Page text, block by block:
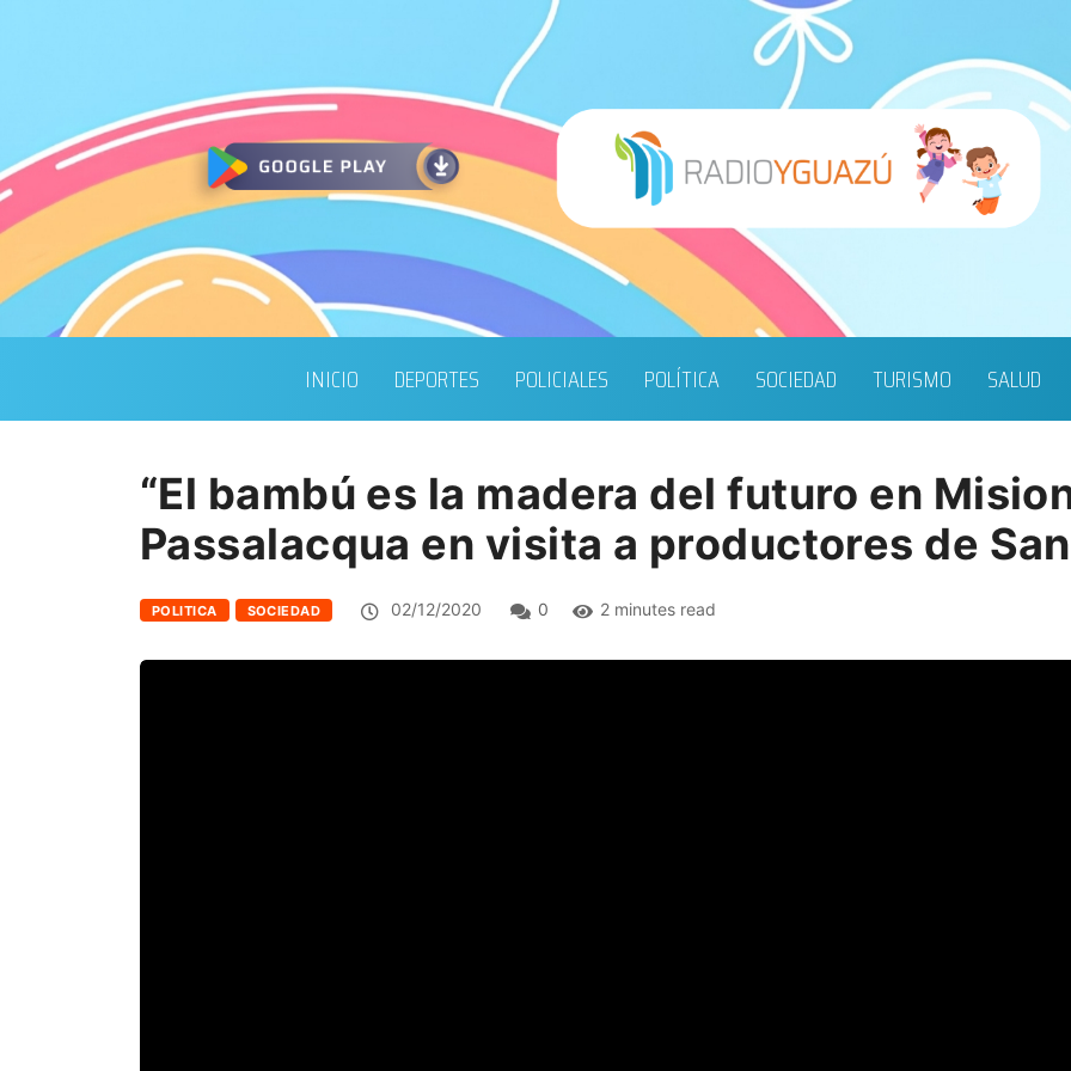
INICIO DEPORTES POLICIALES POLÍTICA SOCIEDAD TURISMO SALUD
“El bambú es la madera del futuro en
Passalacqua en visita a productores de
POLITICA SOCIEDAD 02/12/2020 0 2 minutes read